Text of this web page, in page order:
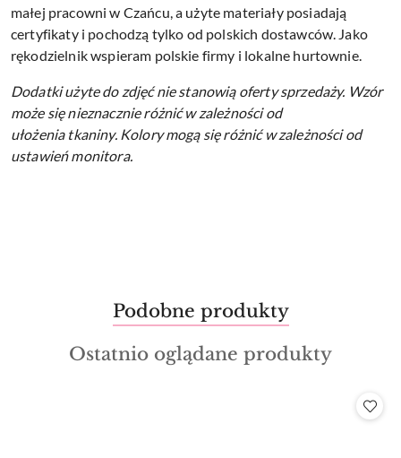
małej pracowni w Czańcu, a użyte materiały posiadają
certyfikaty i pochodzą tylko od polskich dostawców. Jako
rękodzielnik wspieram polskie firmy i lokalne hurtownie.
Dodatki użyte do zdjęć nie stanowią oferty sprzedaży. Wzór
może się nieznacznie różnić w zależności od
ułożenia tkaniny. Kolory mogą się różnić w zależności od
ustawień monitora.
Pomiń karuzelę produktów
Produkty
o
statusie:
Podobne produkty
Produkty
Ostatnio oglądane produkty